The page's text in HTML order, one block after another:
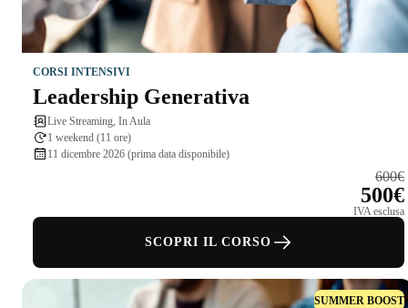
CORSI INTENSIVI
Leadership Generativa
Live Streaming, In Aula
1 weekend (11 ore)
11 dicembre 2026 (prima data disponibile)
600€
500€
IVA esclusa
SCOPRI IL CORSO
SUMMER BOOST